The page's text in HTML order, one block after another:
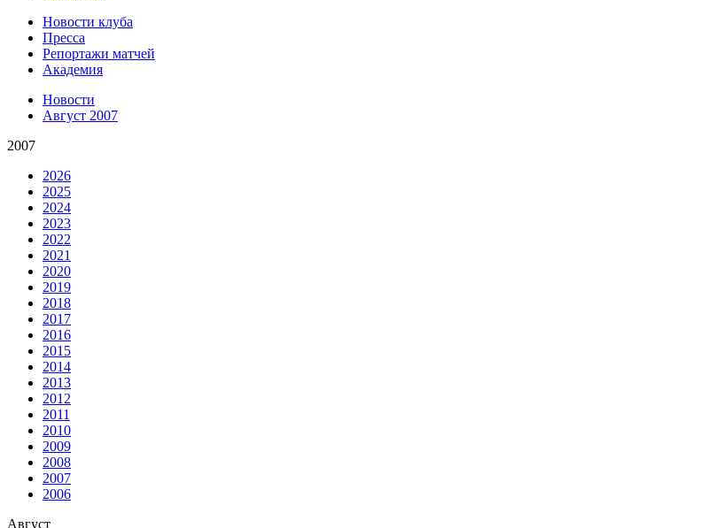
Новости клуба
Пресса
Репортажи матчей
Академия
Новости
Август 2007
2007
2026
2025
2024
2023
2022
2021
2020
2019
2018
2017
2016
2015
2014
2013
2012
2011
2010
2009
2008
2007
2006
Август